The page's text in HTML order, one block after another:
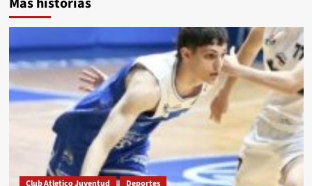
Club Atletico Juventud Deportes